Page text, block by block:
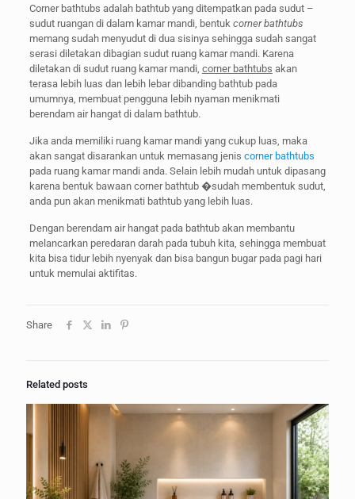
Corner bathtubs adalah bathtub yang ditempatkan pada sudut –
sudut ruangan di dalam kamar mandi, bentuk corner bathtubs
memang sudah menyudut di dua sisinya sehingga sudah sangat
serasi diletakan dibagian sudut ruang kamar mandi. Karena
diletakan di sudut ruang kamar mandi, corner bathtubs akan
terasa lebih luas dan lebih lebar dibanding bathtub pada
umumnya, membuat pengguna lebih nyaman menikmati
berendam air hangat di dalam bathtub.
Jika anda memiliki ruang kamar mandi yang cukup luas, maka
akan sangat disarankan untuk memasang jenis corner bathtubs
pada ruang kamar mandi anda. Selain lebih mudah untuk dipasang
karena bentuk bawaan corner bathtub �sudah membentuk sudut,
anda pun akan menikmati bathtub yang lebih luas.
Dengan berendam air hangat pada bathtub akan membantu
melancarkan peredaran darah pada tubuh kita, sehingga membuat
kita bisa tidur lebih nyenyak dan bisa bangun bugar pada pagi hari
untuk memulai aktifitas.
Share
Related posts